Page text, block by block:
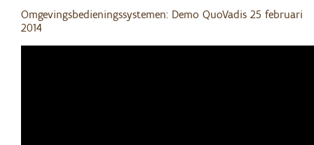
Omgevingsbedieningssystemen: Demo QuoVadis 25 februari
2014